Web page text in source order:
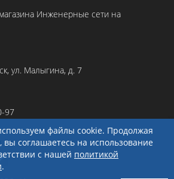
, ул. Малыгина, д. 7
97
файлы cookie. Продолжая
вы соглашаетесь на использование
с нашей политикой
.